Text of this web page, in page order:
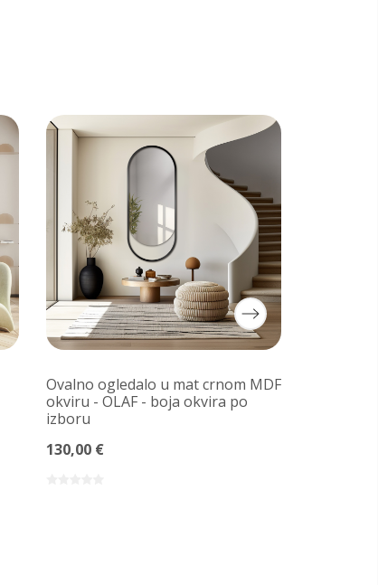
Ovalno ogledalo u mat crnom MDF
okviru - OLAF - boja okvira po
izboru
130,00 €